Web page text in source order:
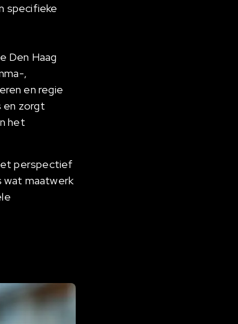
specifieke
Den Haag
,
en regie
en zorgt
het
perspectief
wat maatwerk